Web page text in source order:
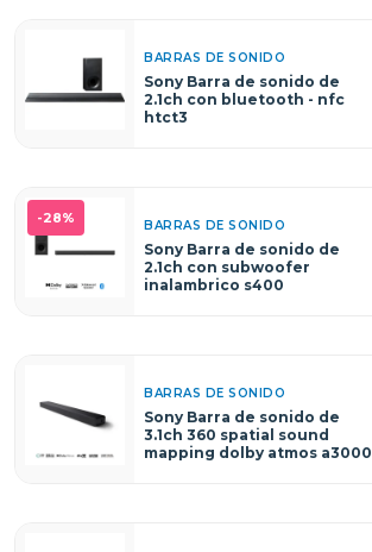
BARRAS DE SONIDO
Sony Barra de sonido de
2.1ch con bluetooth - nfc
htct3
-28% BARRAS DE SONIDO
Sony Barra de sonido de
2.1ch con subwoofer
inalambrico s400
BARRAS DE SONIDO
Sony Barra de sonido de
3.1ch 360 spatial sound
mapping dolby atmos a3000